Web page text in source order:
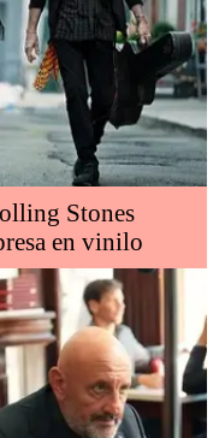
Stones
en vinilo